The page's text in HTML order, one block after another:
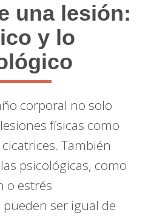
una lesión:
y lo
corporal no solo
físicas como
También
psicológicas, como
o estrés
ser igual de